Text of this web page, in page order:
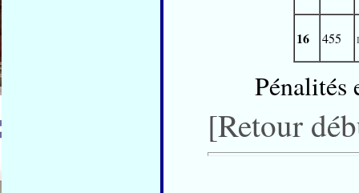
16 455
[Retour